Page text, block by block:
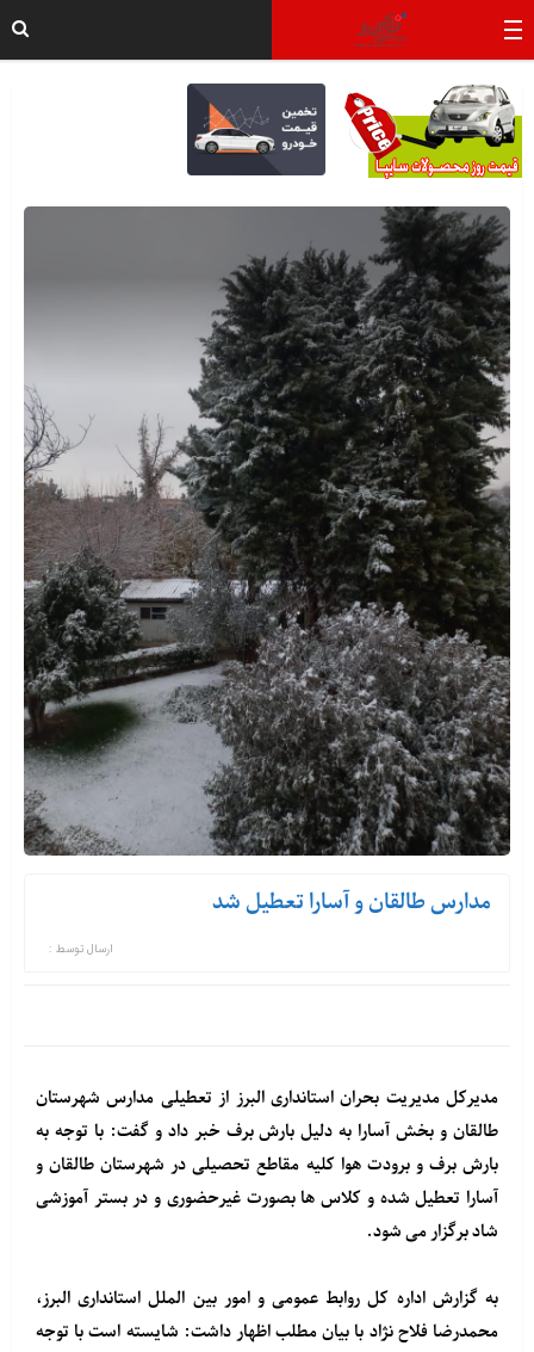
مدارس طالقان و آسارا تعطیل شد
ارسال توسط :
مدیرکل مدیریت بحران استانداری البرز از تعطیلی مدارس شهرستان
طالقان و بخش آسارا به دلیل بارش برف خبر داد و گفت: با توجه به
بارش برف و برودت هوا کلیه مقاطع تحصیلی در شهرستان طالقان و
آسارا تعطیل شده و کلاس ها بصورت غیرحضوری و در بستر آموزشی
شاد برگزار می شود.
به گزارش اداره کل روابط عمومی و امور بین الملل استانداری البرز،
محمدرضا فلاح نژاد با بیان مطلب اظهار داشت: شایسته است با توجه